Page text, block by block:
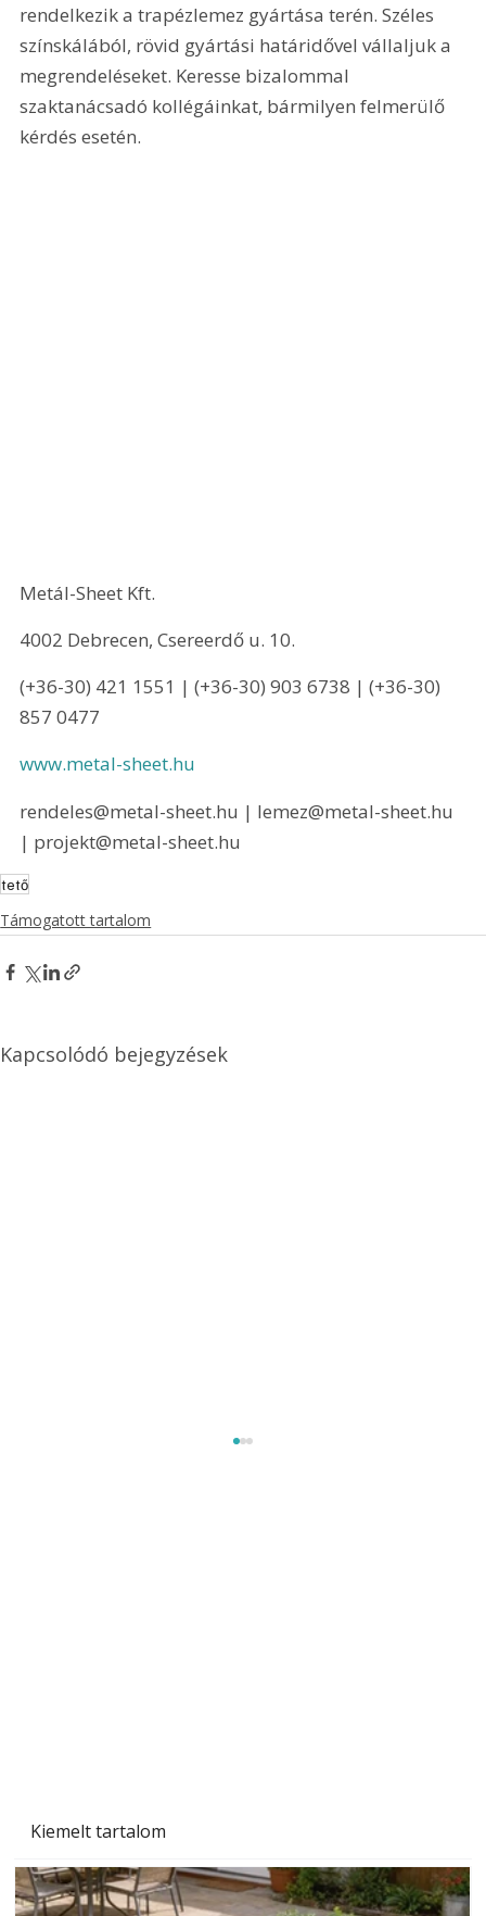
Kiemelt tartalom
rendelkezik a trapézlemez gyártása terén. Széles
színskálából, rövid gyártási határidővel vállaljuk a
megrendeléseket. Keresse bizalommal
szaktanácsadó kollégáinkat, bármilyen felmerülő
kérdés esetén.
Metál-Sheet Kft.
4002 Debrecen, Csereerdő u. 10.
(+36-30) 421 1551 | (+36-30) 903 6738 | (+36-30)
857 0477
www.metal-sheet.hu
rendeles@metal-sheet.hu | lemez@metal-sheet.hu
| projekt@metal-sheet.hu
tető
Támogatott tartalom
Kapcsolódó bejegyzések